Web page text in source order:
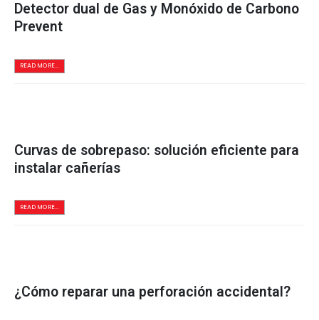
Detector dual de Gas y Monóxido de Carbono
Prevent
READ MORE...
Curvas de sobrepaso: solución eficiente para
instalar cañerías
READ MORE...
¿Cómo reparar una perforación accidental?